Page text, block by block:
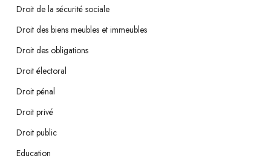
Droit de la sécurité sociale
Droit des biens meubles et immeubles
Droit des obligations
Droit électoral
Droit pénal
Droit privé
Droit public
Education